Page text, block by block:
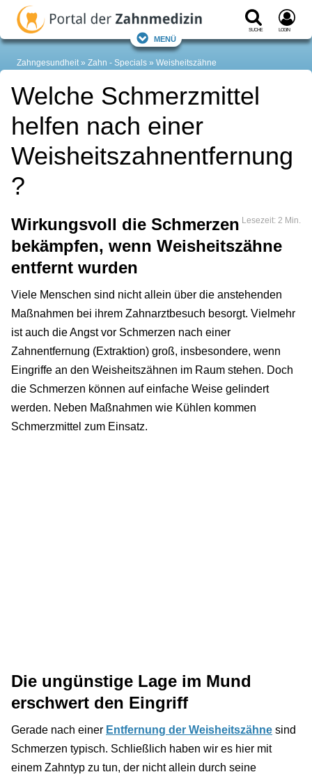
Suche Login
Menü
Zahngesundheit Zahn - Specials Weisheitszähne
Welche Schmerzmittel
helfen nach einer
Weisheitszahnentfernung
?
Lesezeit: 2 Min.
Wirkungsvoll die Schmerzen
bekämpfen, wenn Weisheitszähne
entfernt wurden
Viele Menschen sind nicht allein über die anstehenden
Maßnahmen bei ihrem Zahnarztbesuch besorgt. Vielmehr
ist auch die Angst vor Schmerzen nach einer
Zahnentfernung (Extraktion) groß, insbesondere, wenn
Eingriffe an den Weisheitszähnen im Raum stehen. Doch
die Schmerzen können auf einfache Weise gelindert
werden. Neben Maßnahmen wie Kühlen kommen
Schmerzmittel zum Einsatz.
Die ungünstige Lage im Mund
erschwert den Eingriff
Gerade nach einer Entfernung der Weisheitszähne sind
Schmerzen typisch. Schließlich haben wir es hier mit
einem Zahntyp zu tun, der nicht allein durch seine